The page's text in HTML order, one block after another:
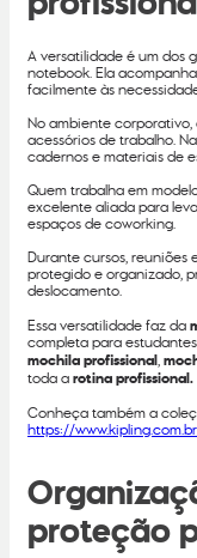
A versatilidade é um dos
notebook. Ela
facilmente às
No ambiente
acessórios de trabalho.
cadernos e materiais de
Quem trabalha em
excelente aliada para
espaços de coworking.
Durante cursos,
protegido e organizado,
deslocamento.
Essa versatilidade faz da
completa para
mochila profissional,
toda arotina profissional.
Conheça também a
https://
proteção